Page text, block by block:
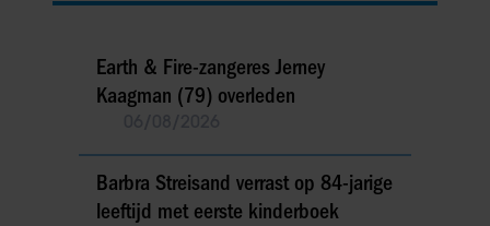
Earth & Fire-zangeres Jerney
Kaagman (79) overleden
Barbra Streisand verrast op 84-jarige
leeftijd met eerste kinderboek